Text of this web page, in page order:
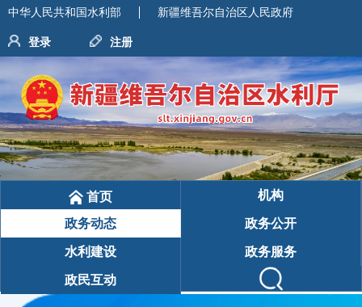
中华人民共和国水利部 新疆维吾尔自治区人民政府
登录 注册
首页 机构
政务动态 政务公开
水利建设 政务服务
政民互动